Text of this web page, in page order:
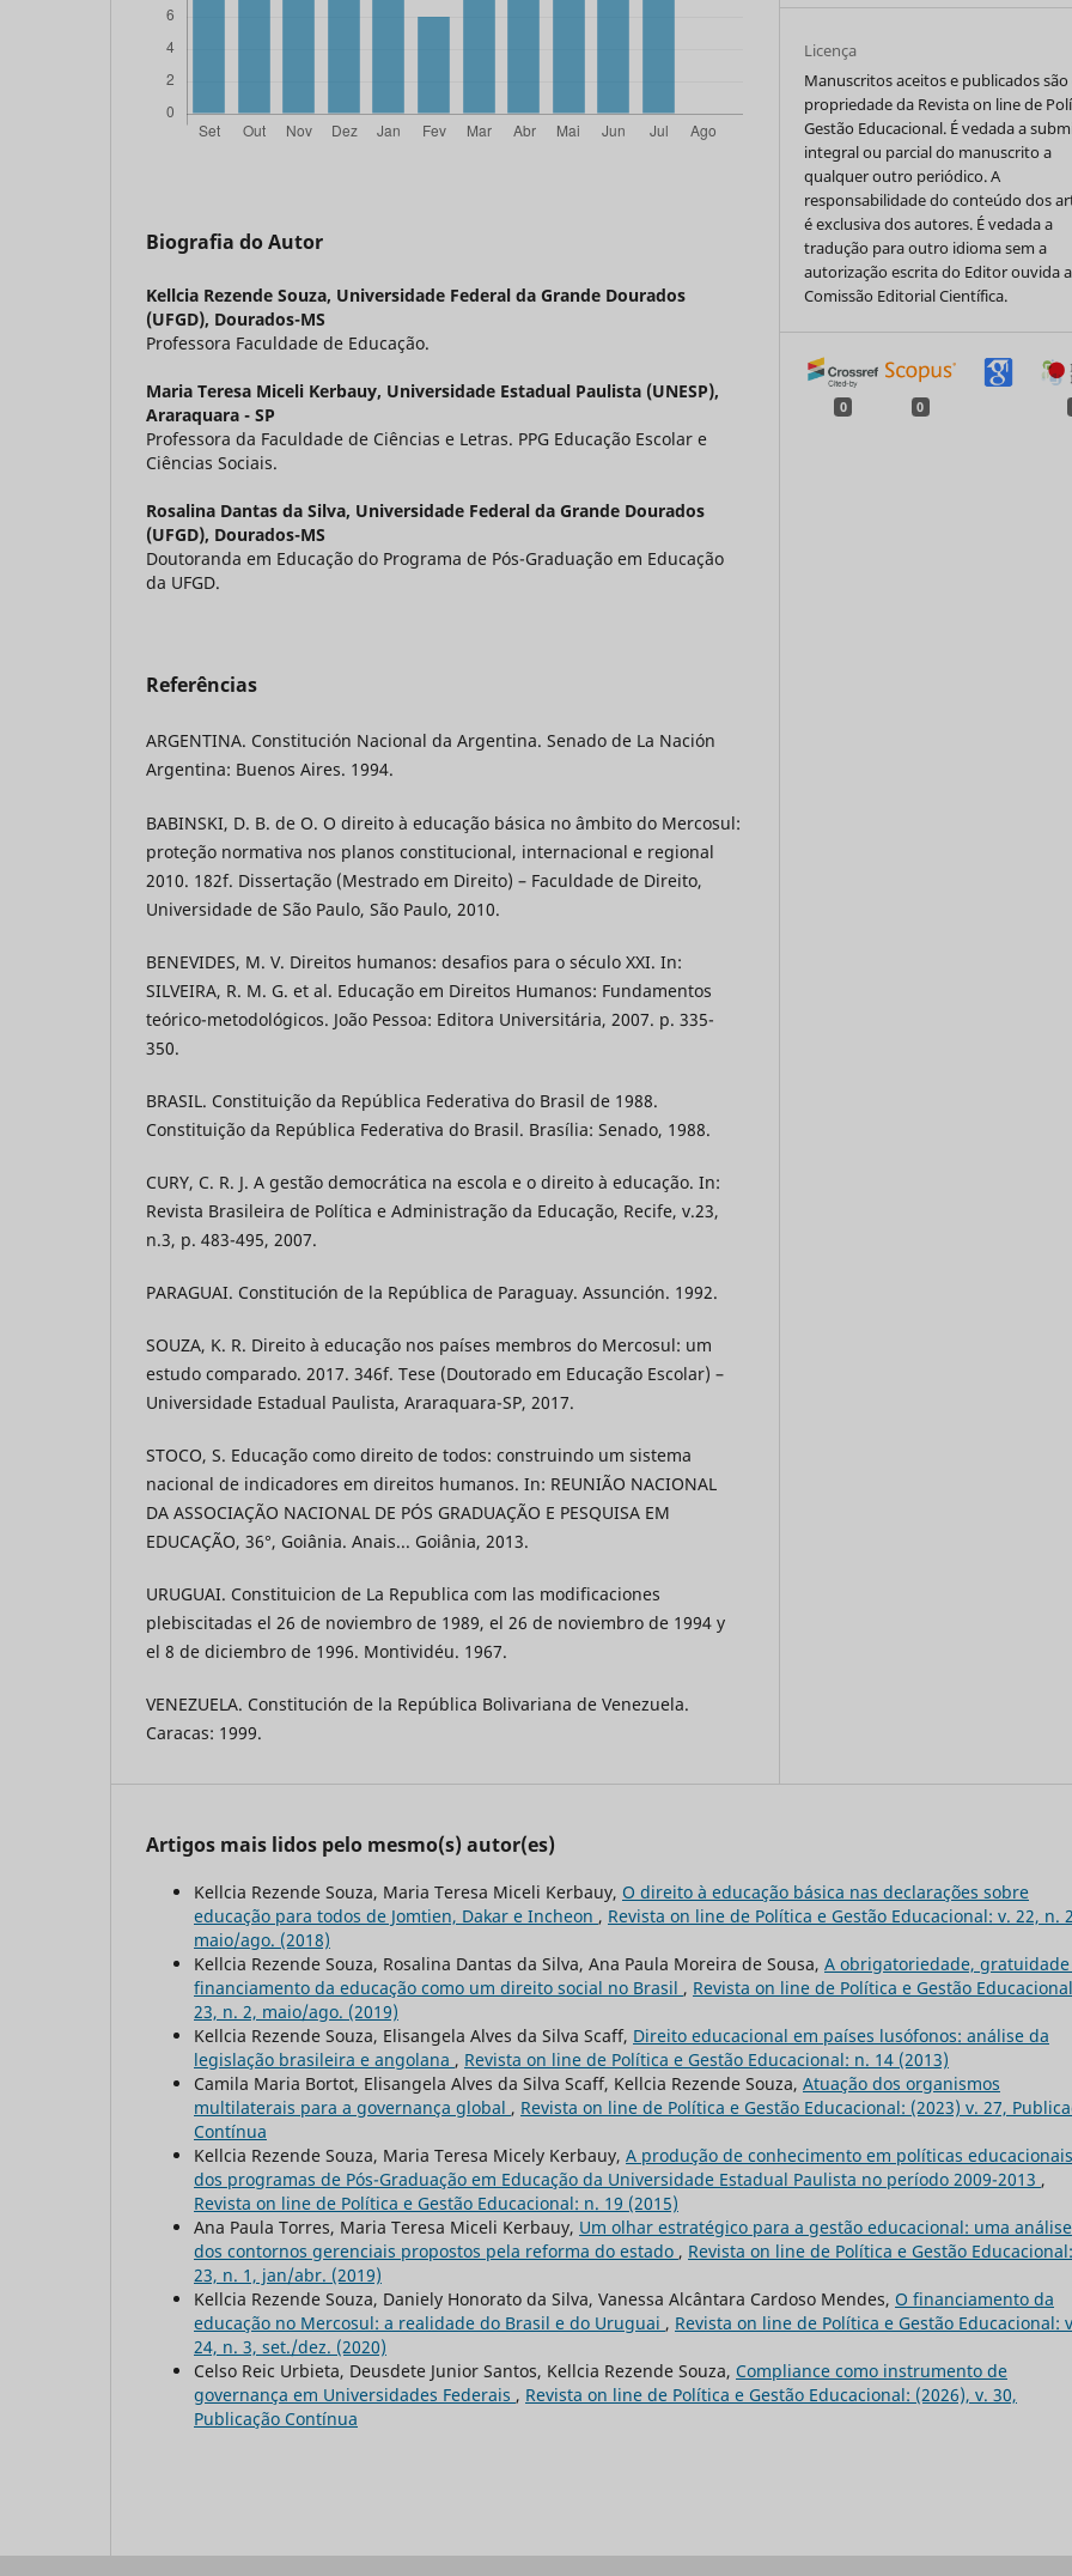
Biografia do Autor
Kellcia Rezende Souza, Universidade Federal da Grande Dourados
(UFGD), Dourados-MS
Professora Faculdade de Educação.
Maria Teresa Miceli Kerbauy, Universidade Estadual Paulista (UNESP),
Araraquara - SP
Professora da Faculdade de Ciências e Letras. PPG Educação Escolar e
Ciências Sociais.
Rosalina Dantas da Silva, Universidade Federal da Grande Dourados
(UFGD), Dourados-MS
Doutoranda em Educação do Programa de Pós-Graduação em Educação
da UFGD.
Referências
ARGENTINA. Constitución Nacional da Argentina. Senado de La Nación
Argentina: Buenos Aires. 1994.
BABINSKI, D. B. de O. O direito à educação básica no âmbito do Mercosul:
proteção normativa nos planos constitucional, internacional e regional
2010. 182f. Dissertação (Mestrado em Direito) – Faculdade de Direito,
Universidade de São Paulo, São Paulo, 2010.
BENEVIDES, M. V. Direitos humanos: desafios para o século XXI. In:
SILVEIRA, R. M. G. et al. Educação em Direitos Humanos: Fundamentos
teórico-metodológicos. João Pessoa: Editora Universitária, 2007. p. 335-
350.
BRASIL. Constituição da República Federativa do Brasil de 1988.
Constituição da República Federativa do Brasil. Brasília: Senado, 1988.
CURY, C. R. J. A gestão democrática na escola e o direito à educação. In:
Revista Brasileira de Política e Administração da Educação, Recife, v.23,
n.3, p. 483-495, 2007.
PARAGUAI. Constitución de la República de Paraguay. Assunción. 1992.
SOUZA, K. R. Direito à educação nos países membros do Mercosul: um
estudo comparado. 2017. 346f. Tese (Doutorado em Educação Escolar) –
Universidade Estadual Paulista, Araraquara-SP, 2017.
STOCO, S. Educação como direito de todos: construindo um sistema
nacional de indicadores em direitos humanos. In: REUNIÃO NACIONAL
DA ASSOCIAÇÃO NACIONAL DE PÓS GRADUAÇÃO E PESQUISA EM
EDUCAÇÃO, 36°, Goiânia. Anais... Goiânia, 2013.
URUGUAI. Constituicion de La Republica com las modificaciones
plebiscitadas el 26 de noviembro de 1989, el 26 de noviembro de 1994 y
el 8 de diciembro de 1996. Montividéu. 1967.
VENEZUELA. Constitución de la República Bolivariana de Venezuela.
Caracas: 1999.
Licença
Manuscritos aceitos e publicados são
propriedade da Revista on line de
Gestão Educacional. É vedada a
integral ou parcial do manuscrito a
qualquer outro periódico. A
responsabilidade do conteúdo dos
é exclusiva dos autores. É vedada a
tradução para outro idioma sem a
autorização escrita do Editor ouvida a
Comissão Editorial Científica.
0 0
Artigos mais lidos pelo mesmo(s) autor(es)
Kellcia Rezende Souza, Maria Teresa Miceli Kerbauy, O direito à educação básica nas declarações sobre
educação para todos de Jomtien, Dakar e Incheon , Revista on line de Política e Gestão Educacional: v. 22, n.
maio/ago. (2018)
Kellcia Rezende Souza, Rosalina Dantas da Silva, Ana Paula Moreira de Sousa, A obrigatoriedade,
financiamento da educação como um direito social no Brasil , Revista on line de Política e Gestão
23, n. 2, maio/ago. (2019)
Kellcia Rezende Souza, Elisangela Alves da Silva Scaff, Direito educacional em países lusófonos: análise da
legislação brasileira e angolana , Revista on line de Política e Gestão Educacional: n. 14 (2013)
Camila Maria Bortot, Elisangela Alves da Silva Scaff, Kellcia Rezende Souza, Atuação dos organismos
multilaterais para a governança global , Revista on line de Política e Gestão Educacional: (2023) v. 27,
Contínua
Kellcia Rezende Souza, Maria Teresa Micely Kerbauy, A produção de conhecimento em políticas educacionais
dos programas de Pós-Graduação em Educação da Universidade Estadual Paulista no período 2009-2013 ,
Revista on line de Política e Gestão Educacional: n. 19 (2015)
Ana Paula Torres, Maria Teresa Miceli Kerbauy, Um olhar estratégico para a gestão educacional: uma análise
dos contornos gerenciais propostos pela reforma do estado , Revista on line de Política e Gestão
23, n. 1, jan/abr. (2019)
Kellcia Rezende Souza, Daniely Honorato da Silva, Vanessa Alcântara Cardoso Mendes, O financiamento da
educação no Mercosul: a realidade do Brasil e do Uruguai , Revista on line de Política e Gestão Educacional:
24, n. 3, set./dez. (2020)
Celso Reic Urbieta, Deusdete Junior Santos, Kellcia Rezende Souza, Compliance como instrumento de
governança em Universidades Federais , Revista on line de Política e Gestão Educacional: (2026), v. 30,
Publicação Contínua